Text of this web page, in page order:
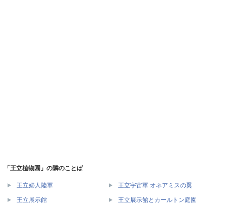
「王立植物園」の隣のことば
王立婦人陸軍 王立宇宙軍 オネアミスの翼
王立展示館 王立展示館とカールトン庭園